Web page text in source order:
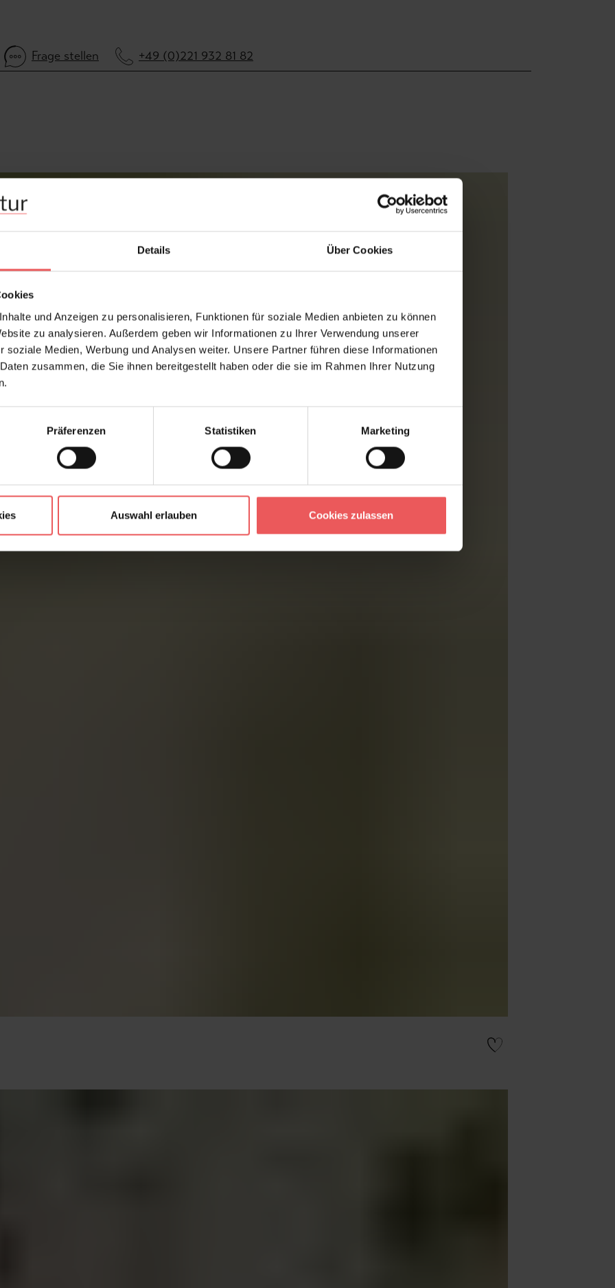
Details Über Cookies
und Anzeigen zu personalisieren, Funktionen für soziale Medien anbieten zu können
zu analysieren. Außerdem geben wir Informationen zu Ihrer Verwendung unserer
soziale Medien, Werbung und Analysen weiter. Unsere Partner führen diese Informationen
zusammen, die Sie ihnen bereitgestellt haben oder die sie im Rahmen Ihrer Nutzung
Präferenzen Statistiken Marketing
Auswahl erlauben Cookies zulassen
Frage stellen +49 (0)221 932 81 82